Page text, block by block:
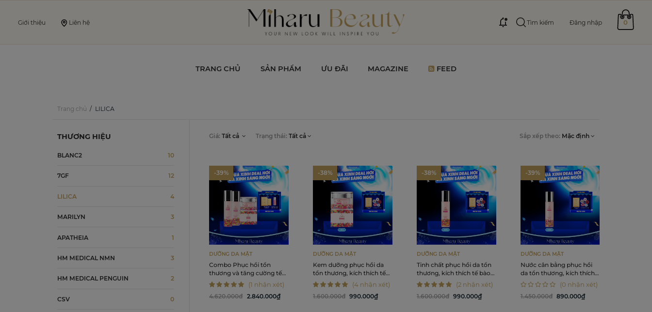
Giới thiệu Liên hệ Tìm kiếm Đăng nhập 0
TRANG CHỦ SẢN PHẨM ƯU ĐÃI MAGAZINE FEED
Trang chủ LILICA
THƯƠNG HIỆU
BLANC2 10
7GF 12
LILICA 4
MARILYN 3
APATHEIA 1
HM MEDICAL NMN 3
HM MEDICAL PENGUIN 2
CSV 0
Giá: Tất cả Trạng thái: Tất cả Sắp xếp theo: Mặc định
-39%
DƯỠNG DA MẶT
Combo Phục hồi tổn
thương và tăng cường tế
bào mầm - Lilica Face
Lotion, Face Essence, Face
Cream
(1 nhận xét)
4.620.000đ 2.840.000₫
-38%
DƯỠNG DA MẶT
Kem dưỡng phục hồi da
tổn thương, kích thích tế
bào mầm - Lilica Sweet
Serum Silky Face Cream
50g
(4 nhận xét)
1.600.000đ 990.000₫
-38%
DƯỠNG DA MẶT
Tinh chất phục hồi da tổn
thương, kích thích tế bào
mầm - Lilica Sweet Serum
Silky Face Essence 50ml
(2 nhận xét)
1.600.000đ 990.000₫
-39%
DƯỠNG DA MẶT
Nước cân bằng phục hồi
da tổn thương, kích thích
tế bào mầm - Lilica Sweet
Serum Silky Face Lotion
130ml
(0 nhận xét)
1.450.000đ 890.000₫